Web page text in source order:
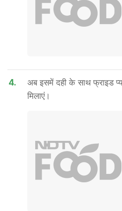
4.
अब इसमें दही के साथ फ्राइड
मिलाएं।